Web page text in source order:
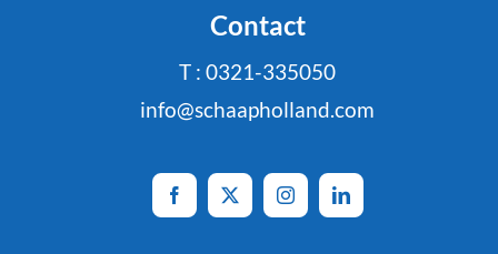
Contact
T : 0321-335050
info@schaapholland.com